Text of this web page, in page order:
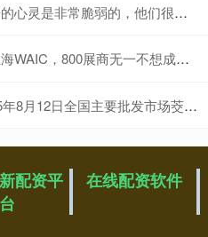
非常脆弱的，他们很容易受外界影响
，800展商无一不想成为黄仁勋
日全国主要批发市场茭白价格行情
配资平
台
在线配资软件